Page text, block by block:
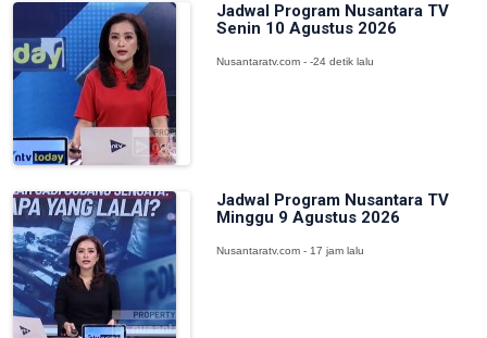
Jadwal Program Nusantara TV
Senin 10 Agustus 2026
Nusantaratv.com - -24 detik lalu
Jadwal Program Nusantara TV
Minggu 9 Agustus 2026
Nusantaratv.com - 17 jam lalu